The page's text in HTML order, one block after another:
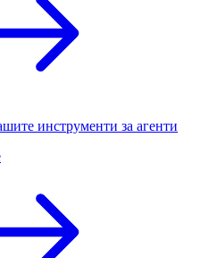
инструменти за агенти